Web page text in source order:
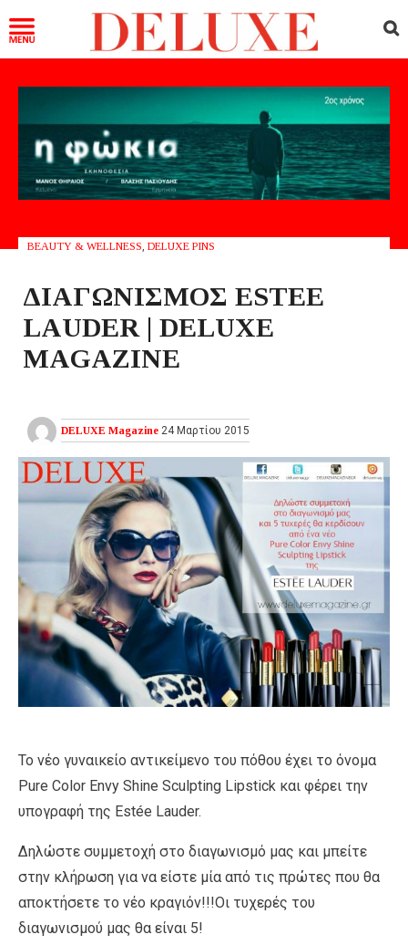
BEAUTY & WELLNESS DELUXE PINS
ΔΙΑΓΩΝΙΣΜΟΣ ESTEE
LAUDER | DELUXE
MAGAZINE
DELUXE Magazine 24 Μαρτίου 2015
Το νέο γυναικείο αντικείμενο του πόθου έχει το όνομα
Pure Color Envy Shine Sculpting Lipstick και φέρει την
υπογραφή της Estée Lauder.
Δηλώστε συμμετοχή στο διαγωνισμό μας και μπείτε
στην κλήρωση για να είστε μία από τις πρώτες που θα
αποκτήσετε το νέο κραγιόν!!!Οι τυχερές του
διαγωνισμού μας θα είναι 5!